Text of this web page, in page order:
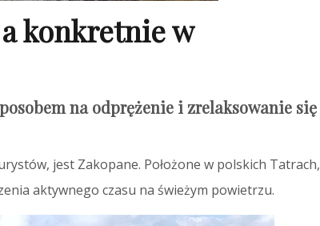
konkretnie w
na odprężenie i zrelaksowanie się
jest Zakopane. Położone w polskich Tatrach,
aktywnego czasu na świeżym powietrzu.